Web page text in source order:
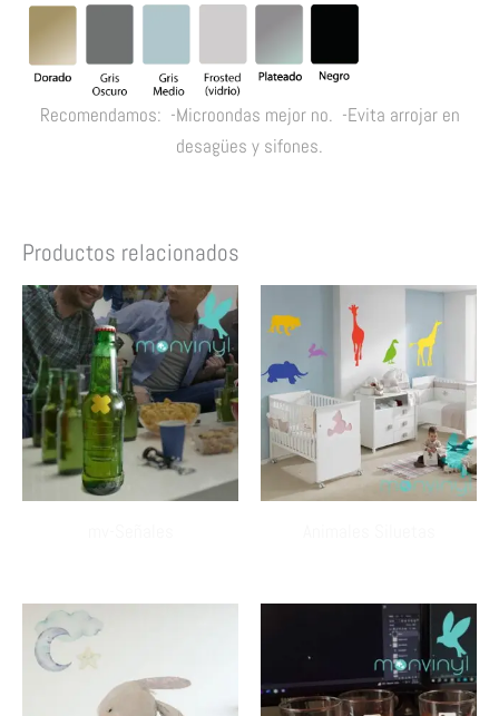
Recomendamos: -Microondas mejor no. -Evita arrojar en
desagües y sifones.
Productos relacionados